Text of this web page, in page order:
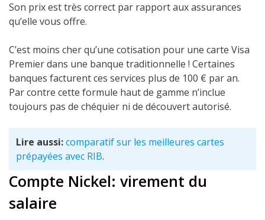
Son prix est très correct par rapport aux assurances
qu’elle vous offre.
C’est moins cher qu’une cotisation pour une carte Visa
Premier dans une banque traditionnelle ! Certaines
banques facturent ces services plus de 100 € par an.
Par contre cette formule haut de gamme n’inclue
toujours pas de chéquier ni de découvert autorisé.
Lire aussi:comparatif sur les meilleures cartes
prépayées avec RIB.
Compte Nickel: virement du
salaire